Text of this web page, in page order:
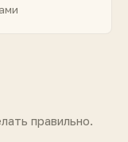
правильно.